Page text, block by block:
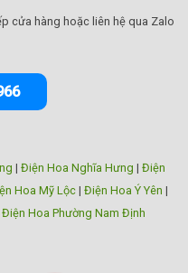
cửa hàng hoặc liên hệ qua Zalo
| Điện Hoa Nghĩa Hưng | Điện
Hoa Mỹ Lộc| Điện Hoa Ý Yên |
Điện Hoa Phường Nam Định